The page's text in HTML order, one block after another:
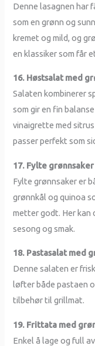
Denne lasagnen har
som en grønn og
kremet og mild, og
en klassiker som får
16. Høstsalat med
Salaten kombinerer
som gir en fin
vinaigrette med
passer perfekt som
17. Fylte
Fylte grønnsaker er
grønnkål og quinoa
metter godt. Her kan
sesong og smak.
18. Pastasalat med
Denne salaten er
løfter både pastaen
tilbehør til grillmat.
19. Frittata med
Enkel å lage og full